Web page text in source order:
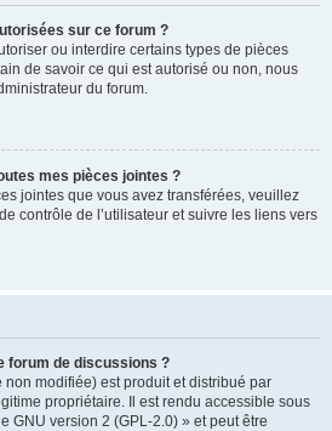
sur ce forum ?
ou interdire certains types de pièces
de savoir ce qui est autorisé ou non, nous
du forum.
mes pièces jointes ?
jointes que vous avez transférées, veuillez
contrôle de l’utilisateur et suivre les liens vers
forum de discussions ?
modifiée) est produit et distribué par
propriétaire. Il est rendu accessible sous
GNU version 2 (GPL-2.0) » et peut être